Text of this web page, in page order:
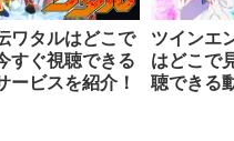
ワタルはどこで
すぐ視聴できる
ービスを紹介！
ツインエ
はどこで
聴できる